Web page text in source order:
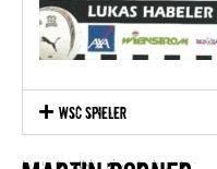
WSC Spieler